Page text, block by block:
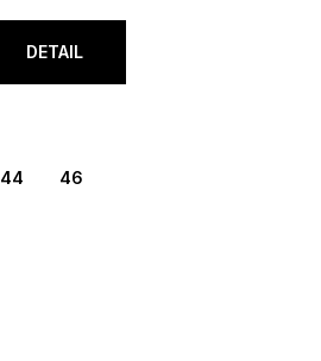
DETAIL
44 46